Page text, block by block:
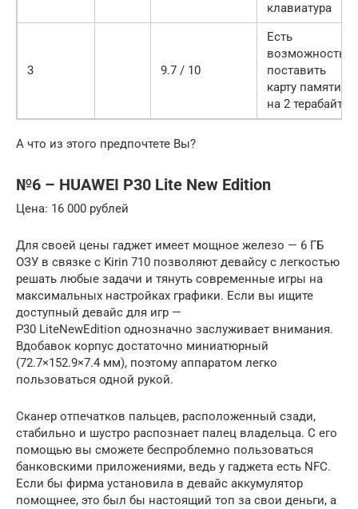
клавиатура
3 9.7 / 10
Есть
возможность
поставить
карту памяти
на 2 терабайта
А что из этого предпочтете Вы?
№6 – HUAWEI P30 Lite New Edition
Цена: 16 000 рублей
Для своей цены гаджет имеет мощное железо — 6 ГБ
ОЗУ в связке с Kirin 710 позволяют девайсу с легкостью
решать любые задачи и тянуть современные игры на
максимальных настройках графики. Если вы ищите
доступный девайс для игр —
P30 LiteNewEdition однозначно заслуживает внимания.
Вдобавок корпус достаточно миниатюрный
(72.7×152.9×7.4 мм), поэтому аппаратом легко
пользоваться одной рукой.
Сканер отпечатков пальцев, расположенный сзади,
стабильно и шустро распознает палец владельца. С его
помощью вы сможете беспроблемно пользоваться
банковскими приложениями, ведь у гаджета есть NFC.
Если бы фирма установила в девайс аккумулятор
помощнее, это был бы настоящий топ за свои деньги, а